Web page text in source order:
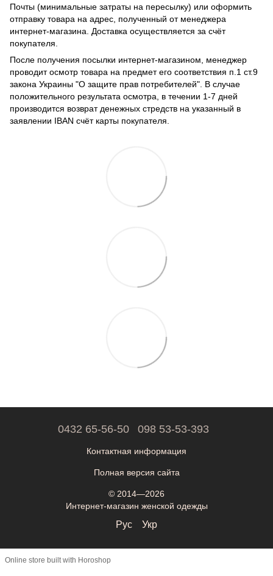
Почты (минимальные затраты на пересылку) или оформить
отправку товара на адрес, полученный от менеджера
интернет-магазина. Доставка осуществляется за счёт
покупателя.
После получения посылки интернет-магазином, менеджер
проводит осмотр товара на предмет его соответствия п.1 ст.9
закона Украины "О защите прав потребителей". В случае
положительного результата осмотра, в течении 1-7 дней
производится возврат денежных стредств на указанный в
заявлении IBAN счёт карты покупателя.
0432 65-56-50 098 53-53-393
Контактная информация
Полная версия сайта
© 2014—2026
Интернет-магазин женской одежды
Рус Укр
Online store built with Horoshop